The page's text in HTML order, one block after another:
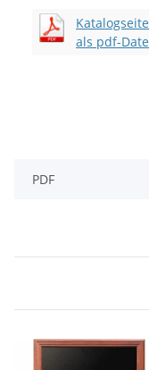
als pdf-
PDF